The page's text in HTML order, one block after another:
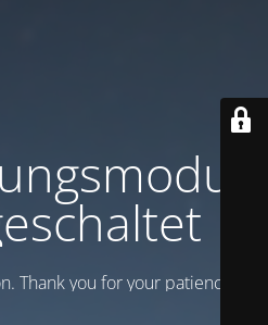
Thank you for your patience!